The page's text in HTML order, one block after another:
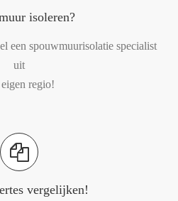
isoleren?
een spouwmuurisolatie specialist
uit
regio!
vergelijken!